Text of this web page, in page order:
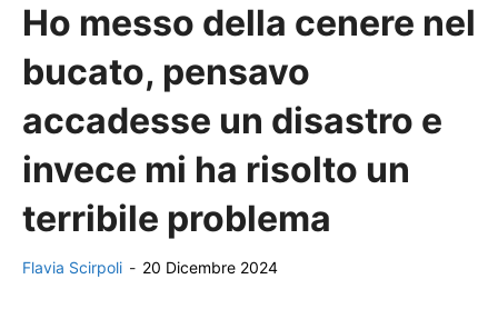
Ho messo della cenere nel
bucato, pensavo
accadesse un disastro e
invece mi ha risolto un
terribile problema
Flavia Scirpoli - 20 Dicembre 2024